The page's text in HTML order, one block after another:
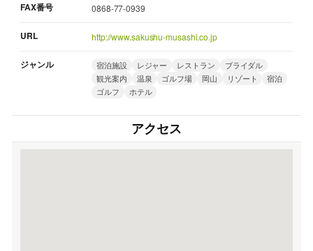
FAX番号 0868-77-0939
URL http://www.sakushu-musashi.co.jp
ジャンル 宿泊施設 レジャー レストラン
ブライダル
観光案内
温泉 ゴルフ場 岡山 リゾート
宿泊
ゴルフ
ホテル
アクセス